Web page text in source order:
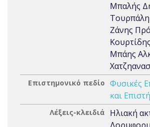
Μπαλής
Ζάνης
Μπάης
Επιστημονικό πεδίο Φυσικές
και
Λέξεις-κλειδιά
Ηλιακή